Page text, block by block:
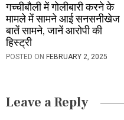
गच्चीबौली में गोलीबारी करने के
मामले में सामने आई सनसनीखेज
बातें सामने, जानें आरोपी की
हिस्ट्री
POSTED ON FEBRUARY 2, 2025
Leave a Reply